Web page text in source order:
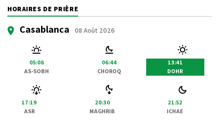
HORAIRES DE PRIÈRE
Casablanca 08 Août 2026
05:08
AS-SOBH
06:44
CHOROQ
13:41
DOHR
17:19
ASR
20:30
MAGHRIB
21:52
ICHAE